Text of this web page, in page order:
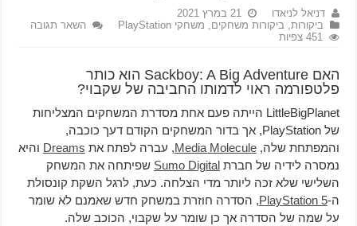
דניאל לניאדו
21 במרץ 2021
ביקורות, ביקורות משחקים, משחקי PlayStation
השאר תגובה
451 צפיות
האם Sackboy: A Big Adventure הוא כותר
פלטפורמה ראוי לדמותו החביבה של שקבוי?
LittleBigPlanet הייתה פעם אחת מסדרת המשחקים המצליחות
של PlayStation, אך בדור המשחקים הקודם דעך כוכבה,
והמפתחת שלה, Media Molecule, עברה לפתח את Dreamsוהיא
נמסרה לידיה של חברת Sumo Digitalשפיתחה את המשחק
השלישי שלא זכה ליותר מדי הצלחה. כעת, לרגל השקת קונסולת
ה-PlayStation 5, הסדרה חוזרת במשחק חדש שאמנם לא שומר
על שמה של הסדרה אך כן שומר על שקבוי, הכוכב שלה.